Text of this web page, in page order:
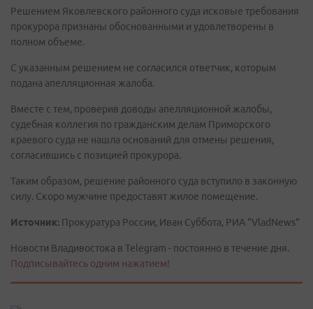
Решением Яковлевского районного суда исковые требования
прокурора признаны обоснованными и удовлетворены в
полном объеме.
С указанным решением не согласился ответчик, которым
подана апелляционная жалоба.
Вместе с тем, проверив доводы апелляционной жалобы,
судебная коллегия по гражданским делам Приморского
краевого суда не нашла оснований для отмены решения,
согласившись с позицией прокурора.
Таким образом, решение районного суда вступило в законную
силу. Скоро мужчине предоставят жилое помещение.
Источник: Прокуратура России, Иван Суббота, РИА "VladNews"
Новости Владивостока в Telegram - постоянно в течение дня.
Подписывайтесь одним нажатием!